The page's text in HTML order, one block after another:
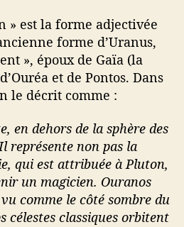
» est la forme adjectivée
forme d’Uranus,
», époux de Gaïa (la
et de Pontos. Dans
le décrit comme :
en dehors de la sphère des
représente non pas la
qui est attribuée à Pluton,
un magicien. Ouranos
comme le côté sombre du
célestes classiques orbitent